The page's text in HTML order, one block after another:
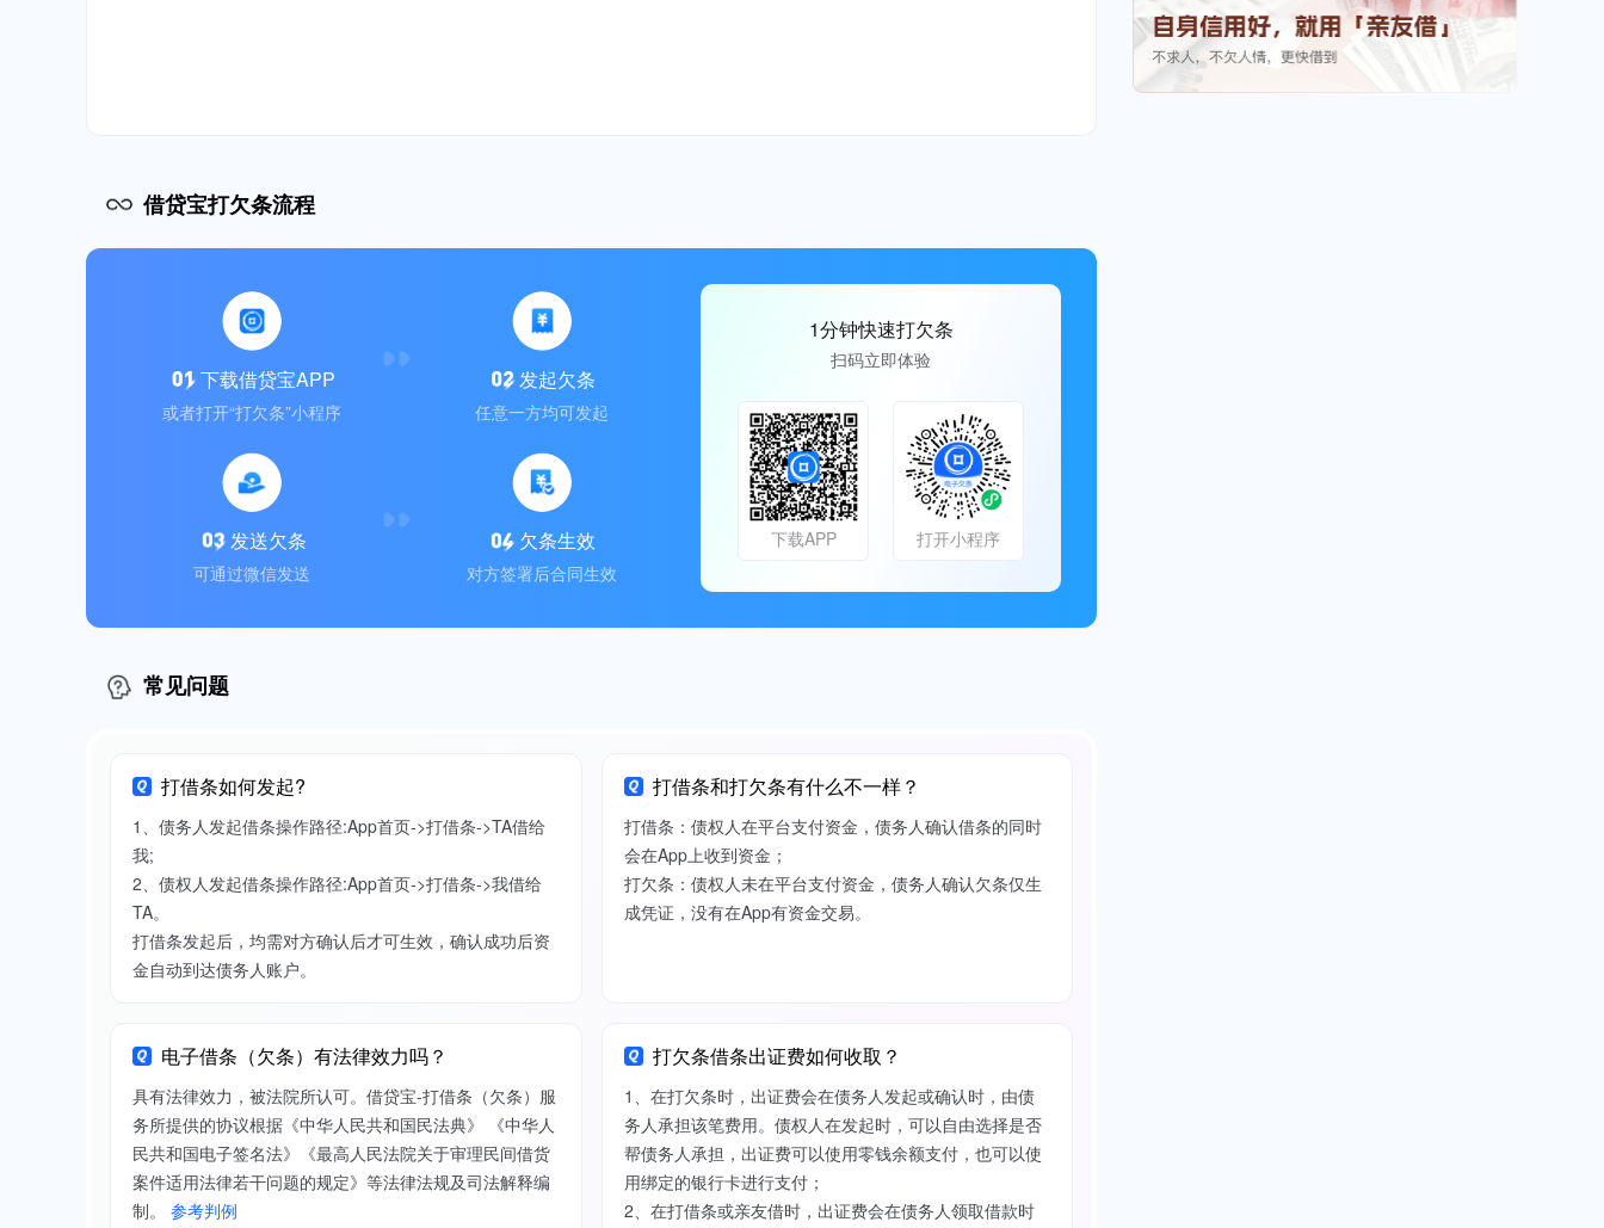
借贷宝打欠条流程
下载借贷宝APP
或者打开“打欠条”小程序
发起欠条
任意一方均可发起
发送欠条
可通过微信发送
欠条生效
对方签署后合同生效
1分钟快速打欠条
扫码立即体验
下载APP 打开小程序
常见问题
打借条如何发起?
1、债务人发起借条操作路径:App首页->打借条->TA借给
我;
2、债权人发起借条操作路径:App首页->打借条->我借给
TA。
打借条发起后，均需对方确认后才可生效，确认成功后资
金自动到达债务人账户。
打借条和打欠条有什么不一样？
打借条：债权人在平台支付资金，债务人确认借条的同时
会在App上收到资金；
打欠条：债权人未在平台支付资金，债务人确认欠条仅生
成凭证，没有在App有资金交易。
电子借条（欠条）有法律效力吗？
具有法律效力，被法院所认可。借贷宝-打借条（欠条）服
务所提供的协议根据《中华人民共和国民法典》 《中华人
民共和国电子签名法》《最高人民法院关于审理民间借货
案件适用法律若干问题的规定》等法律法规及司法解释编
制。 参考判例
打欠条借条出证费如何收取？
1、在打欠条时，出证费会在债务人发起或确认时，由债
务人承担该笔费用。债权人在发起时，可以自由选择是否
帮债务人承担，出证费可以使用零钱余额支付，也可以使
用绑定的银行卡进行支付；
2、在打借条或亲友借时，出证费会在债务人领取借款时